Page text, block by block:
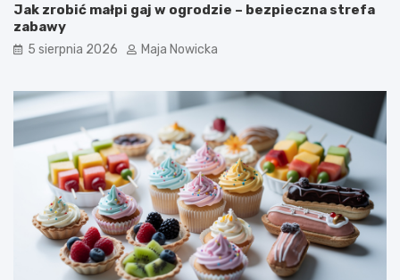
Jak zrobić małpi gaj w ogrodzie – bezpieczna strefa
zabawy
5 sierpnia 2026 Maja Nowicka